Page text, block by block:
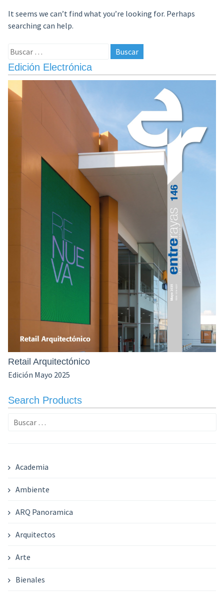
It seems we can’t find what you’re looking for. Perhaps
searching can help.
Buscar:
Edición Electrónica
Retail Arquitectónico
Edición Mayo 2025
Search Products
Buscar:
Academia
Ambiente
ARQ Panoramica
Arquitectos
Arte
Bienales